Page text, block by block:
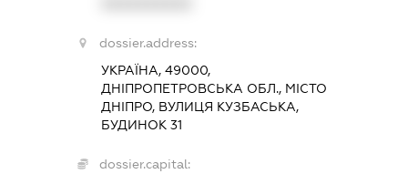
dossier.address:
УКРАЇНА, 49000,
ДНІПРОПЕТРОВСЬКА ОБЛ., МІСТО
ДНІПРО, ВУЛИЦЯ КУЗБАСЬКА,
БУДИНОК 31
dossier.capital: